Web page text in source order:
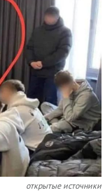
открытые источники